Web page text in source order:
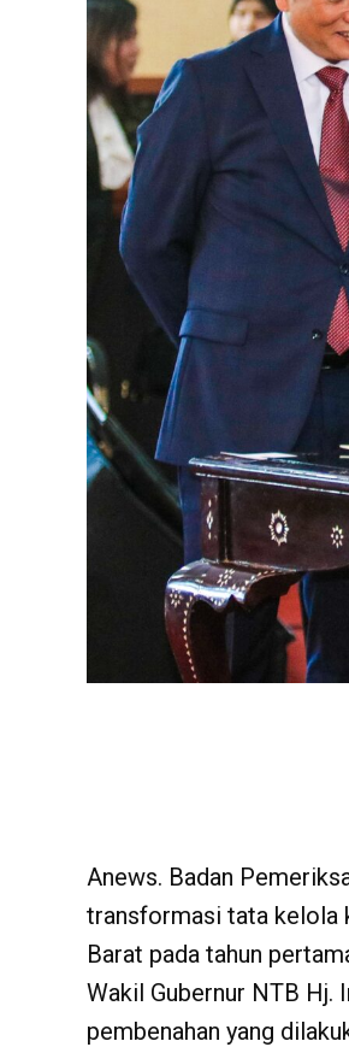
Anews. Badan
transformasi tata kelola
Barat pada tahun
Wakil Gubernur NTB Hj.
pembenahan yang